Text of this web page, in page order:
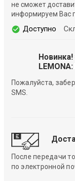
не сможет
информируем Вас
Доступно
Пожалуйста,
SMS.
После передачи
по электронной